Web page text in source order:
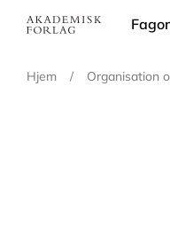
Main
Hjem / Organisation